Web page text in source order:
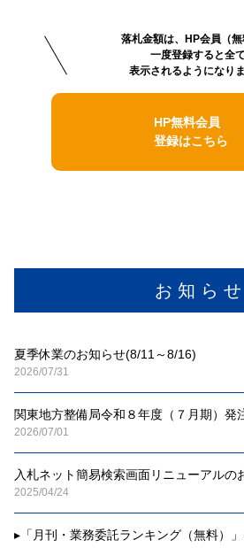
お 知 ら せ
夏季休業のお知らせ(8/11～8/16)
2026/07/31
関東地方整備局令和８年度（７月期）発
2026/07/01
入札ネット簡易検索画面リニューアルの
2025/04/24
▸ 「月刊・業務委託ランキング（無料）
落札金額は、HP会員（
一度登録すると全て
表示されるようになりま
HP無料会員
登録はこちら